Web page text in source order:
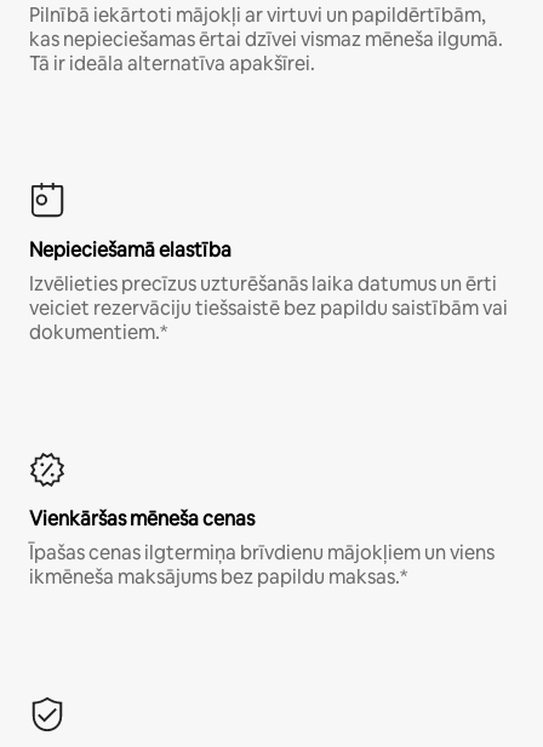
Pilnībā iekārtoti mājokļi ar virtuvi un papildērtībām,
kas nepieciešamas ērtai dzīvei vismaz mēneša ilgumā.
Tā ir ideāla alternatīva apakšīrei.
Nepieciešamā elastība
Izvēlieties precīzus uzturēšanās laika datumus un ērti
veiciet rezervāciju tiešsaistē bez papildu saistībām vai
dokumentiem.*
Vienkāršas mēneša cenas
Īpašas cenas ilgtermiņa brīvdienu mājokļiem un viens
ikmēneša maksājums bez papildu maksas.*